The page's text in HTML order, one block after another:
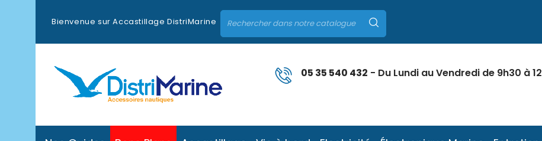
Bienvenue sur Accastillage DistriMarine
05 35 540 432 - Du Lundi au Vendredi de 9h30 à